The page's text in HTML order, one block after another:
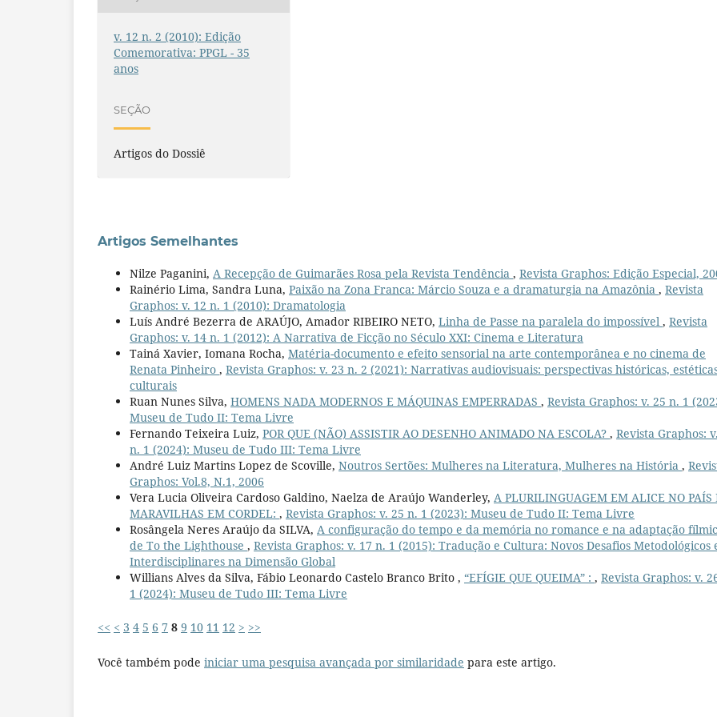
v. 12 n. 2 (2010): Edição
Comemorativa: PPGL - 35
anos
SEÇÃO
Artigos do Dossiê
Artigos Semelhantes
Nilze Paganini, A Recepção de Guimarães Rosa pela Revista Tendência , Revista Graphos: Edição Especial,
Rainério Lima, Sandra Luna, Paixão na Zona Franca: Márcio Souza e a dramaturgia na Amazônia , Revista
Graphos: v. 12 n. 1 (2010): Dramatologia
Luís André Bezerra de ARAÚJO, Amador RIBEIRO NETO, Linha de Passe na paralela do impossível , Revista
Graphos: v. 14 n. 1 (2012): A Narrativa de Ficção no Século XXI: Cinema e Literatura
Tainá Xavier, Iomana Rocha, Matéria-documento e efeito sensorial na arte contemporânea e no cinema de
Renata Pinheiro , Revista Graphos: v. 23 n. 2 (2021): Narrativas audiovisuais: perspectivas históricas,
culturais
Ruan Nunes Silva, HOMENS NADA MODERNOS E MÁQUINAS EMPERRADAS , Revista Graphos: v. 25 n. 1
Museu de Tudo II: Tema Livre
Fernando Teixeira Luiz, POR QUE (NÃO) ASSISTIR AO DESENHO ANIMADO NA ESCOLA? , Revista Graphos:
n. 1 (2024): Museu de Tudo III: Tema Livre
André Luiz Martins Lopez de Scoville, Noutros Sertões: Mulheres na Literatura, Mulheres na História ,
Graphos: Vol.8, N.1, 2006
Vera Lucia Oliveira Cardoso Galdino, Naelza de Araújo Wanderley, A PLURILINGUAGEM EM ALICE NO PAÍS
MARAVILHAS EM CORDEL: , Revista Graphos: v. 25 n. 1 (2023): Museu de Tudo II: Tema Livre
Rosângela Neres Araújo da SILVA, A configuração do tempo e da memória no romance e na adaptação
de To the Lighthouse , Revista Graphos: v. 17 n. 1 (2015): Tradução e Cultura: Novos Desafios Metodológicos
Interdisciplinares na Dimensão Global
Willians Alves da Silva, Fábio Leonardo Castelo Branco Brito , “EFÍGIE QUE QUEIMA” : , Revista Graphos: v.
1 (2024): Museu de Tudo III: Tema Livre
<< < 3 4 5 6 7 8 9 10 11 12 > >>
Você também pode iniciar uma pesquisa avançada por similaridade para este artigo.